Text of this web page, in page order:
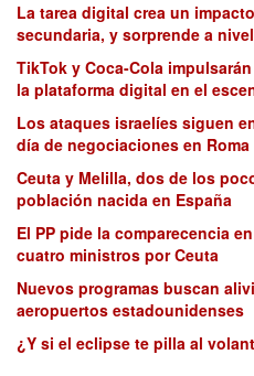
La tarea digital crea un
secundaria, y sorprende a
TikTok y Coca-Cola
la plataforma digital en el
Los ataques israelíes siguen
día de negociaciones en Roma
Ceuta y Melilla, dos de los
población nacida en España
El PP pide la comparecencia
cuatro ministros por Ceuta
Nuevos programas buscan
aeropuertos estadounidenses
¿Y si el eclipse te pilla al